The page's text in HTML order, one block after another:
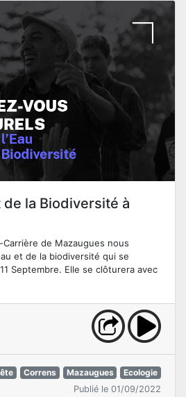
de la Biodiversité à
de Mazaugues nous
et de la biodiversité qui se
Septembre. Elle se clôturera avec
Correns Mazaugues
Ecologie
Publié le 01/09/2022